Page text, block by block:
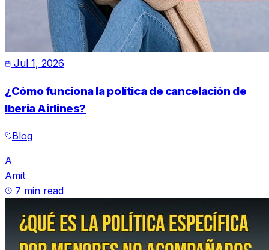
Jul 1, 2026
¿Cómo funciona la política de cancelación de
Iberia Airlines?
Blog
A
Amit
7 min read